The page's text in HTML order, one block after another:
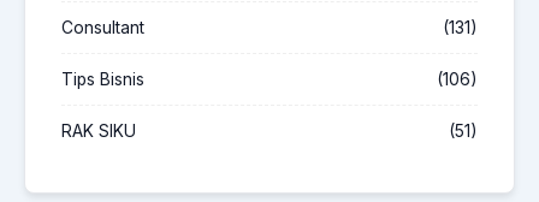
Consultant (131)
Tips Bisnis (106)
RAK SIKU (51)